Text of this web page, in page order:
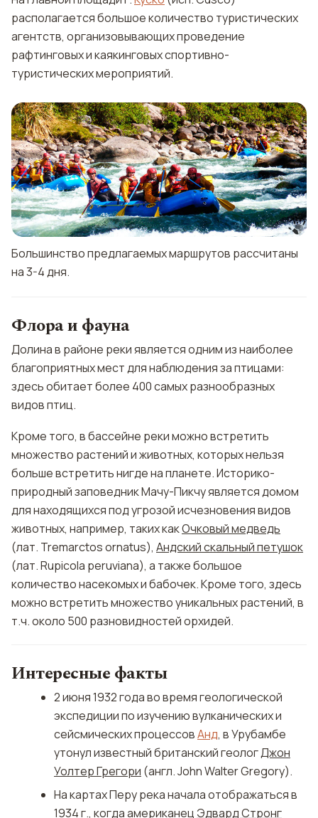
располагается большое количество туристических
агентств, организовывающих проведение
рафтинговых и каякинговых спортивно-
туристических мероприятий.
Большинство предлагаемых маршрутов рассчитаны
на 3-4 дня.
Флора и фауна
Долина в районе реки является одним из наиболее
благоприятных мест для наблюдения за птицами:
здесь обитает более 400 самых разнообразных
видов птиц.
Кроме того, в бассейне реки можно встретить
множество растений и животных, которых нельзя
больше встретить нигде на планете. Историко-
природный заповедник Мачу-Пикчу является домом
для находящихся под угрозой исчезновения видов
животных, например, таких какОчковый медведь
(лат. Tremarctos ornatus), Андский скальный петушок
(лат. Rupicola peruviana), а также большое
количество насекомых и бабочек. Кроме того, здесь
можно встретить множество уникальных растений, в
т.ч. около 500 разновидностей орхидей.
Интересные факты
2 июня 1932 года во время геологической
экспедиции по изучению вулканических и
сейсмических процессовАнд, в Урубамбе
утонул известный британский геологДжон
Уолтер Грегори (англ. John Walter Gregory).
На картах Перу река начала отображаться в
1934 г., когда американец Эдвард Стронг